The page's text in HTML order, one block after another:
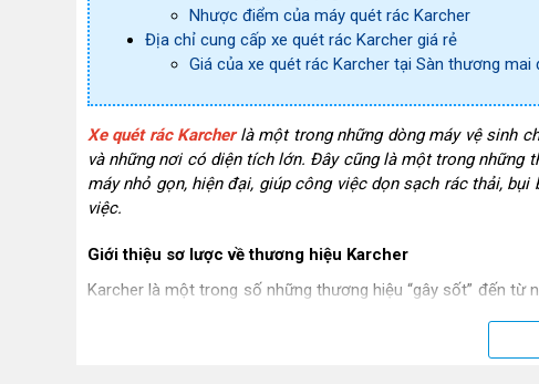
Nhược điểm của máy quét rác Karcher
Địa chỉ cung cấp xe quét rác Karcher giá rẻ
Giá của xe quét rác Karcher tại Sàn thương mai
Xe quét rác Karcherlà một trong những dòng máy vệ sinh
và những nơi có diện tích lớn. Đây cũng là một trong
máy nhỏ gọn, hiện đại, giúp công việc dọn sạch rác thải,
việc.
Giới thiệu sơ lược về thương hiệu Karcher
Karcher là một trong số những thương hiệu “gây sốt” đến